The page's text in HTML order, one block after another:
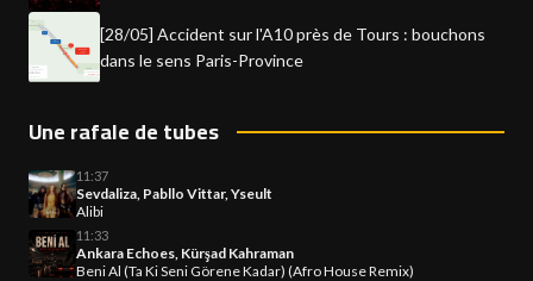
[28/05] Accident sur l'A10 près de Tours : bouchons
dans le sens Paris-Province
Une rafale de tubes
11:37
Sevdaliza, Pabllo Vittar, Yseult
Alibi
11:33
Ankara Echoes, Kürşad Kahraman
Beni Al (Ta Ki Seni Görene Kadar) (Afro House Remix)